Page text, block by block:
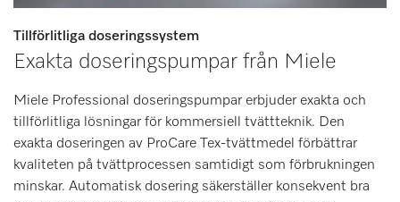
Tillförlitliga doseringssystem
Exakta doseringspumpar från Miele
Miele Professional doseringspumpar erbjuder exakta och
tillförlitliga lösningar för kommersiell tvättteknik. Den
exakta doseringen av ProCare Tex-tvättmedel förbättrar
kvaliteten på tvättprocessen samtidigt som förbrukningen
minskar. Automatisk dosering säkerställer konsekvent bra